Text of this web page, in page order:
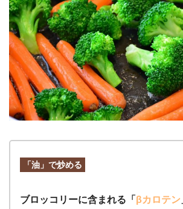
「油」で炒める
ブロッコリーに含まれる「 βカロテン